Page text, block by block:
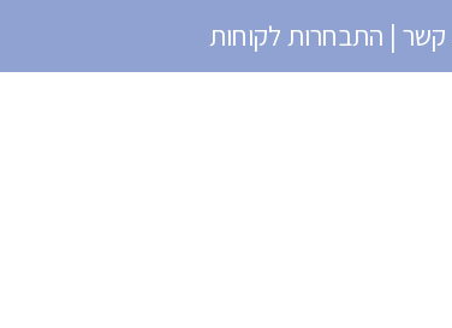
| התבחרות לקוחות